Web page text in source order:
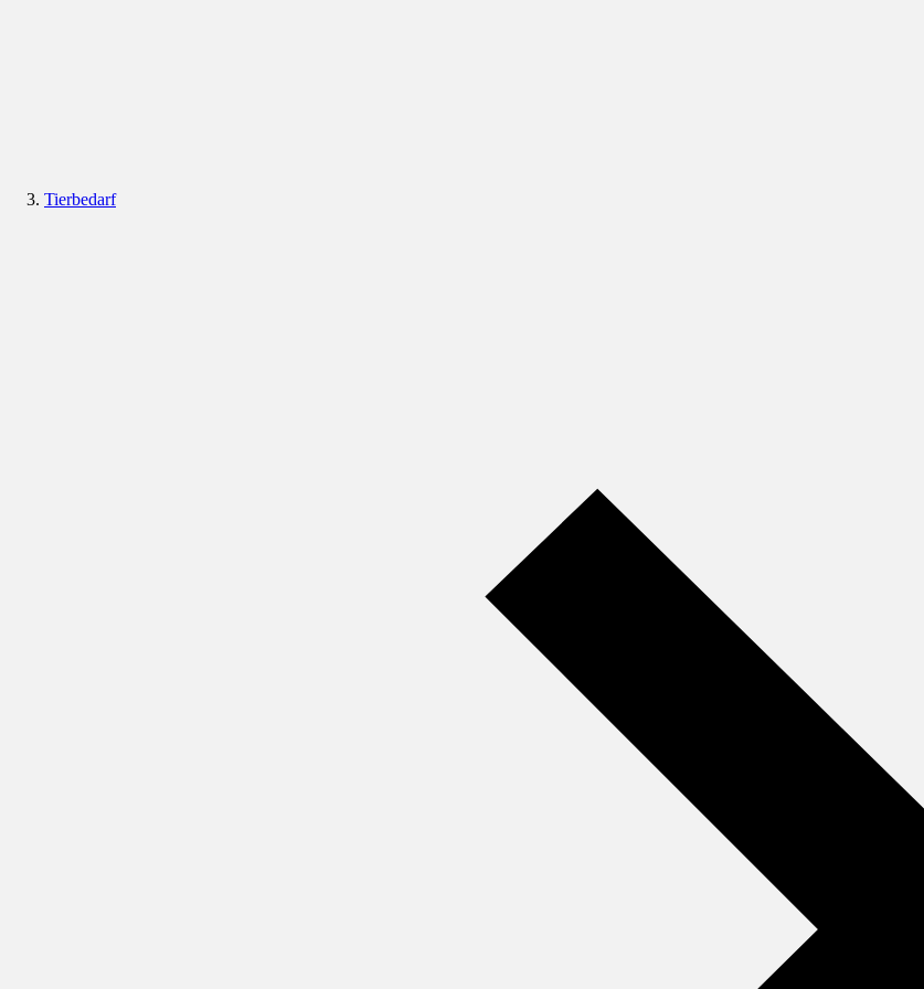
Tierbedarf